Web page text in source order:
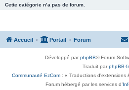
Cette catégorie n’a pas de forum.
Accueil Portail Forum
Développé parphpBB® Forum
Traduit parphpBB-
Communauté EzCom : « Traductions d'extensions
Forum hébergé par les services d’